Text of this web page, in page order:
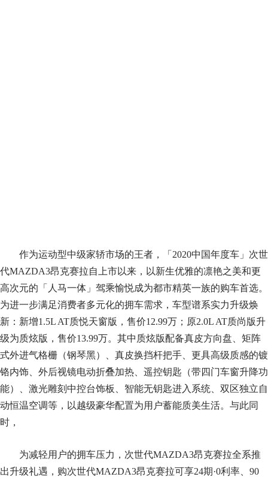
作为运动型中级家轿市场的王者，「2020中国年度车」次世
代MAZDA3昂克赛拉自上市以来，以新生优雅的凛艳之美和更
高次元的「人马一体」驾乘愉悦成为都市精英一族的购车首选。
为进一步满足消费者多元化的拥车需求，车型谱系实力升级焕
新：新增1.5L AT质悦天窗版，售价12.99万；原2.0L AT质尚版升
级为质炫版，售价13.99万。其中质炫版配备真皮方向盘、矩阵
式外进气格栅（钢琴黑）、真皮换挡杆把手、更具高级质感的镀
铬内饰、外后视镜电动折叠加热、遥控钥匙（带四门车窗升降功
能）、激光雕刻中控台饰板、智能无钥匙进入系统、双区独立自
动恒温空调等，以越级豪华配置为用户蓄能质美生活。与此同
时，
为减轻用户的拥车压力，次世代MAZDA3昂克赛拉全系推
出升级礼遇，购次世代MAZDA3昂克赛拉可享24期·0利率、90